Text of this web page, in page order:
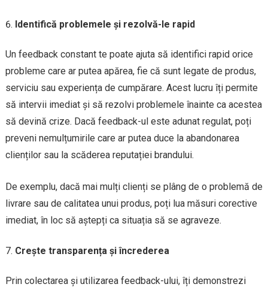
Identifică problemele și rezolvă-le rapid
Un feedback constant te poate ajuta să identifici rapid orice
probleme care ar putea apărea, fie că sunt legate de produs,
serviciu sau experiența de cumpărare. Acest lucru îți permite
să intervii imediat și să rezolvi problemele înainte ca acestea
să devină crize. Dacă feedback-ul este adunat regulat, poți
preveni nemulțumirile care ar putea duce la abandonarea
clienților sau la scăderea reputației brandului.
De exemplu, dacă mai mulți clienți se plâng de o problemă de
livrare sau de calitatea unui produs, poți lua măsuri corective
imediat, în loc să aștepți ca situația să se agraveze.
Crește transparența și încrederea
Prin colectarea și utilizarea feedback-ului, îți demonstrezi